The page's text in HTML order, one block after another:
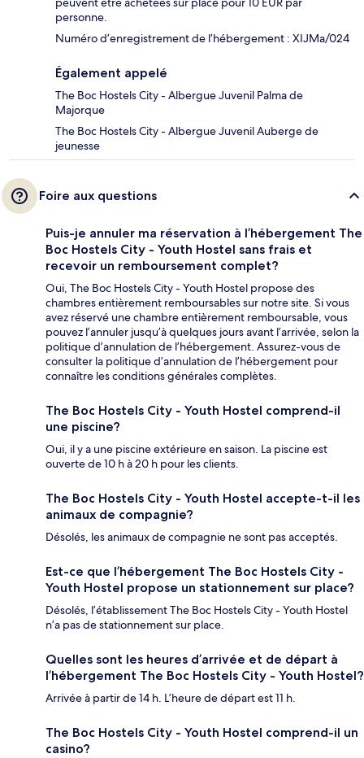
personne.
Numéro d’enregistrement de l’hébergement : XIJMa/024
Également appelé
The Boc Hostels City - Albergue Juvenil Palma de
Majorque
The Boc Hostels City - Albergue Juvenil Auberge de
jeunesse
Foire aux questions
Puis-je annuler ma réservation à l’hébergement The
Boc Hostels City - Youth Hostel sans frais et
recevoir un remboursement complet?
Oui, The Boc Hostels City - Youth Hostel propose des
chambres entièrement remboursables sur notre site. Si vous
avez réservé une chambre entièrement remboursable, vous
pouvez l’annuler jusqu’à quelques jours avant l’arrivée, selon la
politique d’annulation de l’hébergement. Assurez-vous de
consulter la politique d’annulation de l’hébergement pour
connaître les conditions générales complètes.
The Boc Hostels City - Youth Hostel comprend-il
une piscine?
Oui, il y a une piscine extérieure en saison. La piscine est
ouverte de 10 h à 20 h pour les clients.
The Boc Hostels City - Youth Hostel accepte-t-il les
animaux de compagnie?
Désolés, les animaux de compagnie ne sont pas acceptés.
Est-ce que l’hébergement The Boc Hostels City -
Youth Hostel propose un stationnement sur place?
Désolés, l’établissement The Boc Hostels City - Youth Hostel
n’a pas de stationnement sur place.
Quelles sont les heures d’arrivée et de départ à
l’hébergement The Boc Hostels City - Youth Hostel?
Arrivée à partir de 14 h. L’heure de départ est 11 h.
The Boc Hostels City - Youth Hostel comprend-il un
casino?